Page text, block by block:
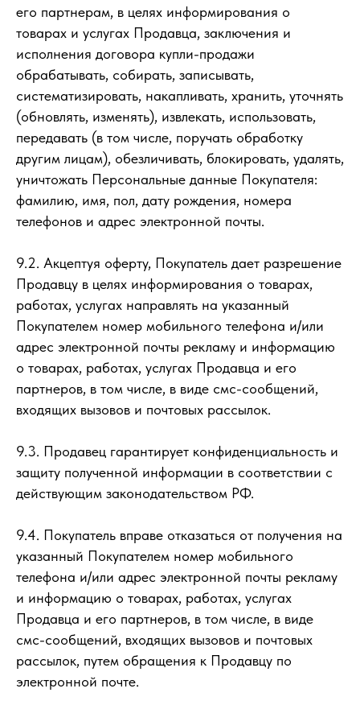
его партнерам, в целях информирования о
товарах и услугах Продавца, заключения и
исполнения договора купли-продажи
обрабатывать, собирать, записывать,
систематизировать, накапливать, хранить, уточнять
(обновлять, изменять), извлекать, использовать,
передавать (в том числе, поручать обработку
другим лицам), обезличивать, блокировать, удалять,
уничтожать Персональные данные Покупателя:
фамилию, имя, пол, дату рождения, номера
телефонов и адрес электронной почты.
9.2. Акцептуя оферту, Покупатель дает разрешение
Продавцу в целях информирования о товарах,
работах, услугах направлять на указанный
Покупателем номер мобильного телефона и/или
адрес электронной почты рекламу и информацию
о товарах, работах, услугах Продавца и его
партнеров, в том числе, в виде смс-сообщений,
входящих вызовов и почтовых рассылок.
9.3. Продавец гарантирует конфиденциальность и
защиту полученной информации в соответствии с
действующим законодательством РФ.
9.4. Покупатель вправе отказаться от получения на
указанный Покупателем номер мобильного
телефона и/или адрес электронной почты рекламу
и информацию о товарах, работах, услугах
Продавца и его партнеров, в том числе, в виде
смс-сообщений, входящих вызовов и почтовых
рассылок, путем обращения к Продавцу по
электронной почте.